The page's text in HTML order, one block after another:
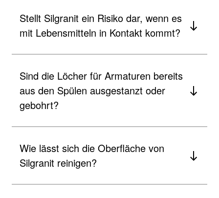
Stellt Silgranit ein Risiko dar, wenn es
mit Lebensmitteln in Kontakt kommt?
Sind die Löcher für Armaturen bereits
aus den Spülen ausgestanzt oder
gebohrt?
Wie lässt sich die Oberfläche von
Silgranit reinigen?